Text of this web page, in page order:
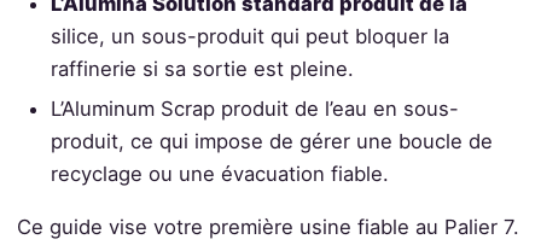
silice, un sous-produit qui peut bloquer la
raffinerie si sa sortie est pleine.
L’Aluminum Scrap produit de l’eau en sous-
produit, ce qui impose de gérer une boucle de
recyclage ou une évacuation fiable.
Ce guide vise votre première usine fiable au Palier 7.